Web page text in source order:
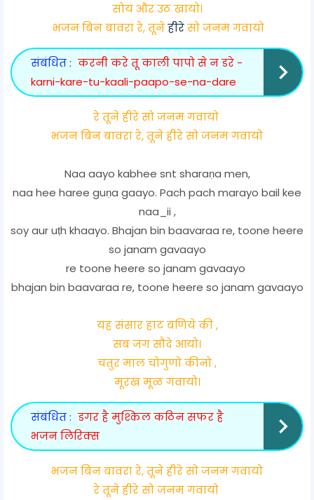
सोय और उठ खायो।
भजन बिन बावरा रे, तूनेहीरेसो जनम गवायो
संबंधित : करनी करे तू काली पापो से न डरे -
karni-kare-tu-kaali-paapo-se-na-dare
रे तूने हीरे सो जनम गवायो
भजन बिन बावरा रे, तूने हीरे सो जनम गवायो
Naa aayo kabhee snt sharaṇa men,
naa hee haree guṇa gaayo. Pach pach marayo bail kee
naa_ii ,
soy aur uṭh khaayo. Bhajan bin baavaraa re, toone heere
so janam gavaayo
re toone heere so janam gavaayo
bhajan bin baavaraa re, toone heere so janam gavaayo
यह संसार हाट बणिये की ,
सब जग सौदे आयो।
चतुर माल चोगुणो कीनो ,
मूरख मूळ गवायो।
संबंधित : डगर है मुश्किल कठिन सफर है
भजन लिरिक्स
भजन बिन बावरा रे, तूने हीरे सो जनम गवायो
रे तूने हीरे सो जनम गवायो